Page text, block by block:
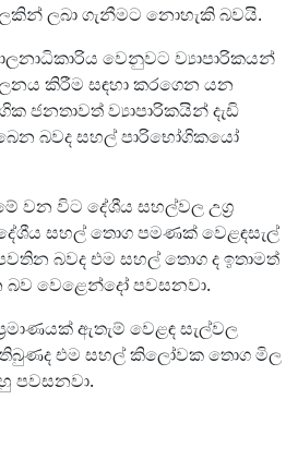
ලබා ගැනීමට නොහැකි බවයි.
වෙනුවට ව්‍යාපාරිකයන්
කිරීම සඳහා කරගෙන යන
ජනතාවත් ව්‍යාපාරිකයින් දැඩි
බවද සහල් පාරිභෝගිකයෝ
වන විට දේශීය සහල්වල උග්‍ර
සහල් තොග පමණක් වෙළඳසැල්
බවද එම සහල් තොග ද ඉතාමත්
බව වෙළෙන්දෝ පවසනවා.
ඇතැම් වෙළඳ සැල්වල
තිබුණද එම සහල් කිලෝවක තොග මිල
පවසනවා.